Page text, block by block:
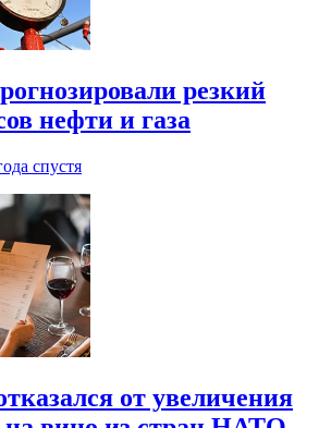
резкий
нефти и газа
спустя
от увеличения